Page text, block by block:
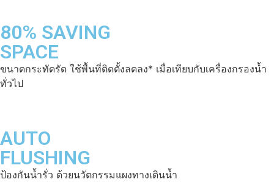
80% SAVING
SPACE
ขนาดกระทัดรัด ใช้พื้นที่ติดตั้งลดลง* เมื่อเทียบกับเครื่องกรองน้ำ
ทั่วไป
AUTO
FLUSHING
ป้องกันน้ำรั่ว ด้วยนวัตกรรมแผงทางเดินน้ำ